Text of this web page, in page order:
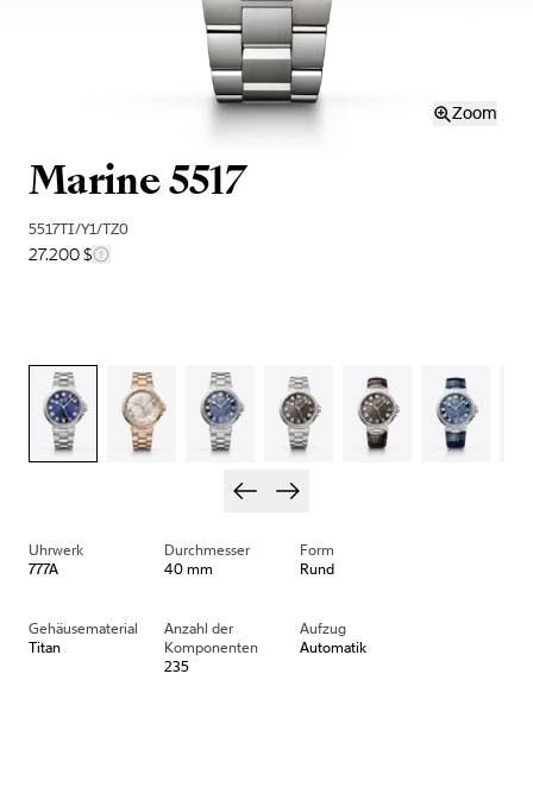
Zoom
Marine 5517
5517TI/Y1/TZ0
27.200 $
Uhrwerk
777A
Durchmesser
40 mm
Form
Rund
Gehäusematerial
Titan
Anzahl der
Komponenten
235
Aufzug
Automatik